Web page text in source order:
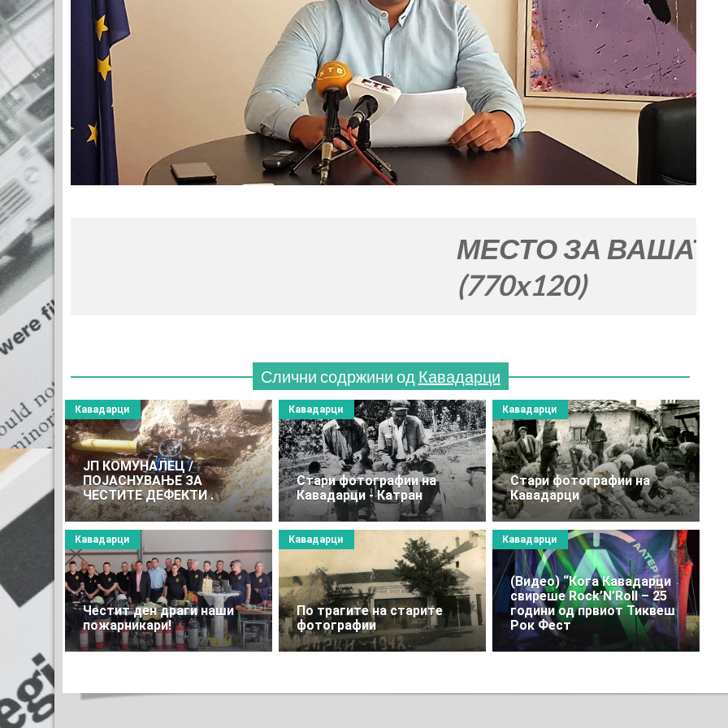
МЕСТО ЗА ВАШАТА
Слични содржини од Кавадарци
JП КОМУНАЛЕЦ /
ПОЈАСНУВАЊЕ ЗА
ЧЕСТИТЕ ДЕФЕКТИ .
Кавадарци
Стари фотографии на
Кавадарци - Катран
Кавадарци
Стари фотографии на
Кавадарци
Кавадарци
Честит ден драги наши
пожарникари!
Кавадарци
По трагите на старите
фотографии
Кавадарци
(Видео) “Кога Кавадарци
свиреше Rock’N’Roll – 25
години од првиот Тиквеш
Рок Фест
Кавадарци